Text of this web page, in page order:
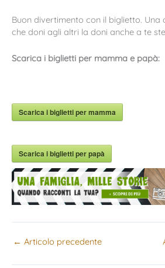
Buon divertimento con il biglietto. Una
che doni agli altri la doni anche a te
Scarica i biglietti per mamma e papà:
Scarica i biglietti per mamma
Scarica i biglietti per papà
← Articolo precedente